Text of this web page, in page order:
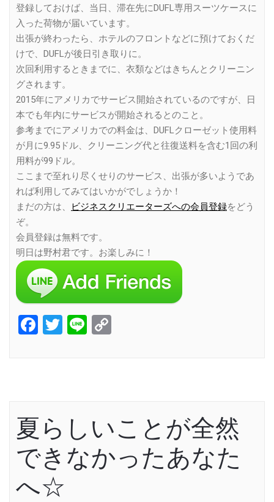
登録しておけば、当日、滞在先にDUFL専用スーツケースに
入った荷物が届いています。
出張が終わったら、ホテルのフロントなどに預けておくだ
けで、DUFLが後日引き取りに。
次回利用するときまでに、衣類などはきちんとクリーニン
グされます。
2015年にアメリカでサービス開始されているのですが、日
本でも年内にサービスが開始されるとのこと。
参考までにアメリカでの料金は、DUFLクローゼット使用料
が月に9.95ドル、クリーニング代と往復送料を含む1回の利
用料が99ドル。
ここまで至れり尽くせりのサービス、出張が多いようであ
れば利用してみてはいかがでしょうか！
まだの方は、
ビジネスクリエーターズへの会員登録をどう
ぞ。
会員登録は無料です。
明日は野村君です。お楽しみに！
Facebook
Twitter
Line
夏らしいことが全然
できなかったあなた
へ☆